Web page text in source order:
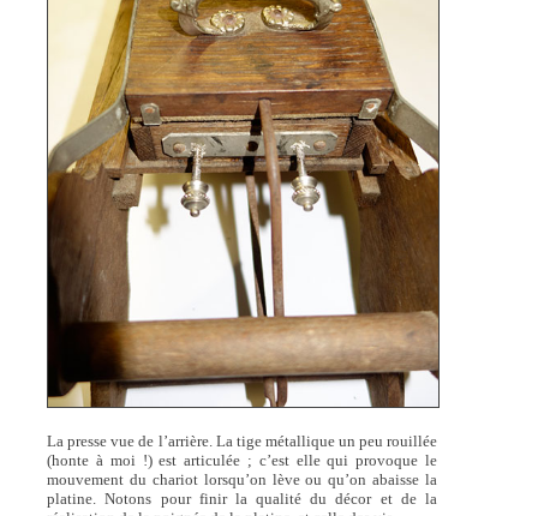
La presse vue de l’arrière. La tige métallique un peu rouillée
(honte à moi !) est articulée ; c’est elle qui provoque le
mouvement du chariot lorsqu’on lève ou qu’on abaisse la
platine. Notons pour finir la qualité du décor et de la